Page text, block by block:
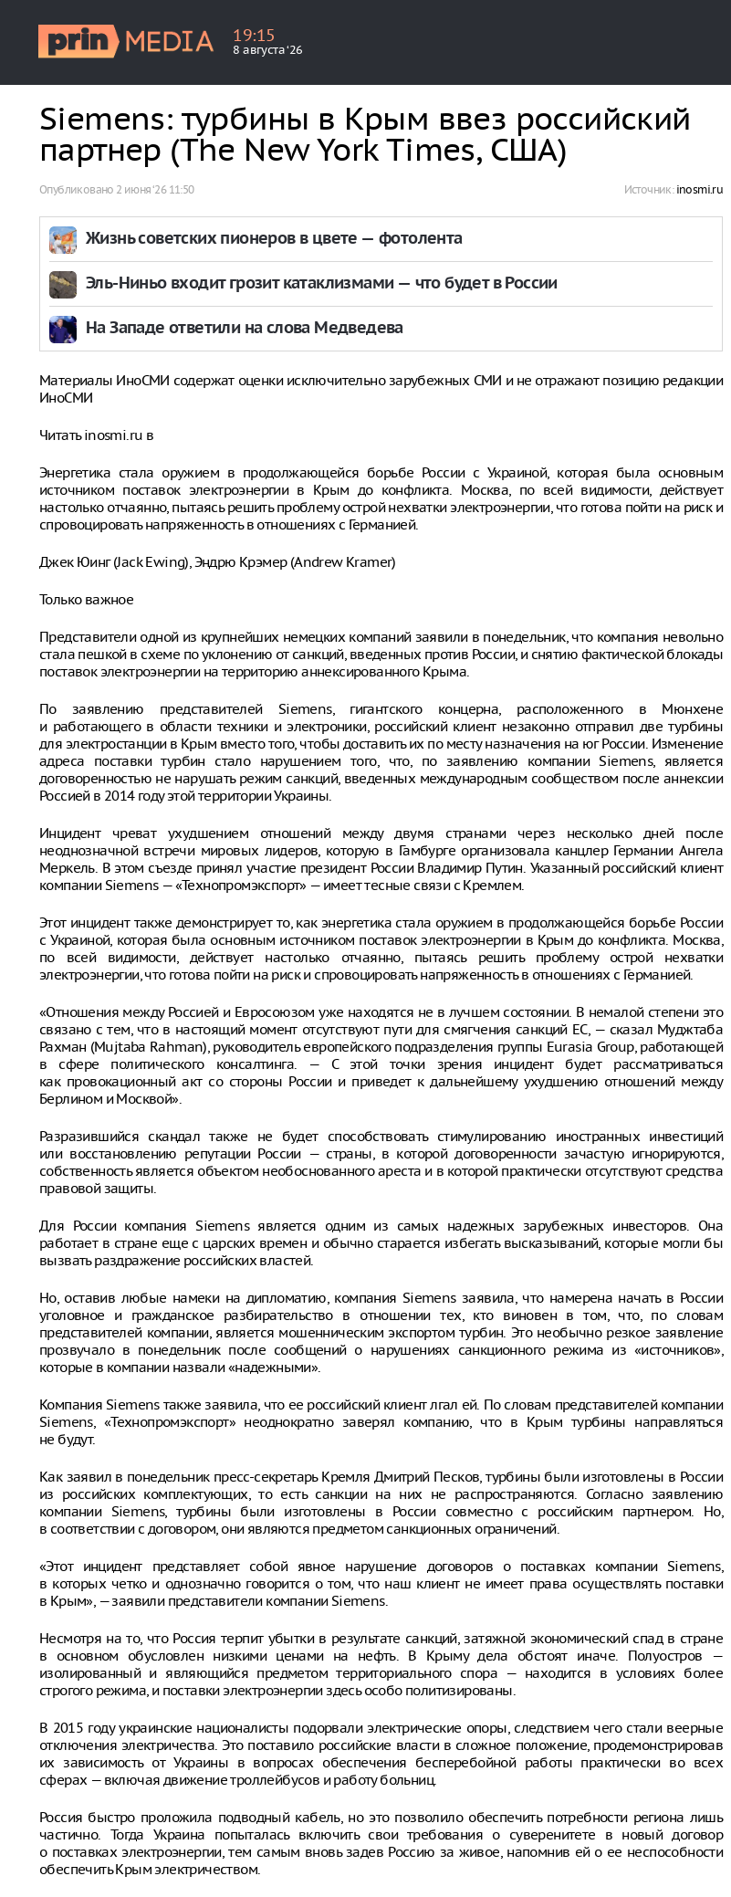
19:15
8 августа ‘26
Siemens: турбины в Крым ввез российский
партнер (The New York Times, США)
Опубликовано 2 июня ‘26 11:50 Источник: inosmi.ru
Жизнь советских пионеров в цвете — фотолента
Эль-Ниньо входит грозит катаклизмами — что будет в России
На Западе ответили на слова Медведева
Материалы ИноСМИ содержат оценки исключительно зарубежных СМИ и не отражают позицию редакции
ИноСМИ
Читать inosmi.ru в
Энергетика стала оружием в продолжающейся борьбе России с Украиной, которая была основным
источником поставок электроэнергии в Крым до конфликта. Москва, по всей видимости, действует
настолько отчаянно, пытаясь решить проблему острой нехватки электроэнергии, что готова пойти на риск и
спровоцировать напряженность в отношениях с Германией.
Джек Юинг (Jack Ewing), Эндрю Крэмер (Andrew Kramer)
Только важное
Представители одной из крупнейших немецких компаний заявили в понедельник, что компания невольно
стала пешкой в схеме по уклонению от санкций, введенных против России, и снятию фактической блокады
поставок электроэнергии на территорию аннексированного Крыма.
По заявлению представителей Siemens, гигантского концерна, расположенного в Мюнхене
и работающего в области техники и электроники, российский клиент незаконно отправил две турбины
для электростанции в Крым вместо того, чтобы доставить их по месту назначения на юг России. Изменение
адреса поставки турбин стало нарушением того, что, по заявлению компании Siemens, является
договоренностью не нарушать режим санкций, введенных международным сообществом после аннексии
Россией в 2014 году этой территории Украины.
Инцидент чреват ухудшением отношений между двумя странами через несколько дней после
неоднозначной встречи мировых лидеров, которую в Гамбурге организовала канцлер Германии Ангела
Меркель. В этом съезде принял участие президент России Владимир Путин. Указанный российский клиент
компании Siemens — «Технопромэкспорт» — имеет тесные связи с Кремлем.
Этот инцидент также демонстрирует то, как энергетика стала оружием в продолжающейся борьбе России
с Украиной, которая была основным источником поставок электроэнергии в Крым до конфликта. Москва,
по всей видимости, действует настолько отчаянно, пытаясь решить проблему острой нехватки
электроэнергии, что готова пойти на риск и спровоцировать напряженность в отношениях с Германией.
«Отношения между Россией и Евросоюзом уже находятся не в лучшем состоянии. В немалой степени это
связано с тем, что в настоящий момент отсутствуют пути для смягчения санкций ЕС, — сказал Муджтаба
Рахман (Mujtaba Rahman), руководитель европейского подразделения группы Eurasia Group, работающей
в сфере политического консалтинга. — С этой точки зрения инцидент будет рассматриваться
как провокационный акт со стороны России и приведет к дальнейшему ухудшению отношений между
Берлином и Москвой».
Разразившийся скандал также не будет способствовать стимулированию иностранных инвестиций
или восстановлению репутации России — страны, в которой договоренности зачастую игнорируются,
собственность является объектом необоснованного ареста и в которой практически отсутствуют средства
правовой защиты.
Для России компания Siemens является одним из самых надежных зарубежных инвесторов. Она
работает в стране еще с царских времен и обычно старается избегать высказываний, которые могли бы
вызвать раздражение российских властей.
Но, оставив любые намеки на дипломатию, компания Siemens заявила, что намерена начать в России
уголовное и гражданское разбирательство в отношении тех, кто виновен в том, что, по словам
представителей компании, является мошенническим экспортом турбин. Это необычно резкое заявление
прозвучало в понедельник после сообщений о нарушениях санкционного режима из «источников»,
которые в компании назвали «надежными».
Компания Siemens также заявила, что ее российский клиент лгал ей. По словам представителей компании
Siemens, «Технопромэкспорт» неоднократно заверял компанию, что в Крым турбины направляться
не будут.
Как заявил в понедельник пресс-секретарь Кремля Дмитрий Песков, турбины были изготовлены в России
из российских комплектующих, то есть санкции на них не распространяются. Согласно заявлению
компании Siemens, турбины были изготовлены в России совместно с российским партнером. Но,
в соответствии с договором, они являются предметом санкционных ограничений.
«Этот инцидент представляет собой явное нарушение договоров о поставках компании Siemens,
в которых четко и однозначно говорится о том, что наш клиент не имеет права осуществлять поставки
в Крым», — заявили представители компании Siemens.
Несмотря на то, что Россия терпит убытки в результате санкций, затяжной экономический спад в стране
в основном обусловлен низкими ценами на нефть. В Крыму дела обстоят иначе. Полуостров —
изолированный и являющийся предметом территориального спора — находится в условиях более
строгого режима, и поставки электроэнергии здесь особо политизированы.
В 2015 году украинские националисты подорвали электрические опоры, следствием чего стали веерные
отключения электричества. Это поставило российские власти в сложное положение, продемонстрировав
их зависимость от Украины в вопросах обеспечения бесперебойной работы практически во всех
сферах — включая движение троллейбусов и работу больниц.
Россия быстро проложила подводный кабель, но это позволило обеспечить потребности региона лишь
частично. Тогда Украина попыталась включить свои требования о суверенитете в новый договор
о поставках электроэнергии, тем самым вновь задев Россию за живое, напомнив ей о ее неспособности
обеспечить Крым электричеством.